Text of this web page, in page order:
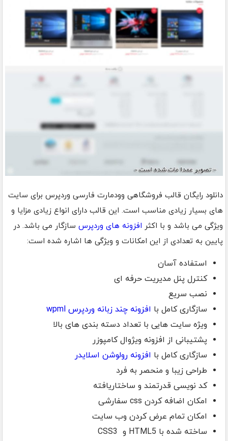
دانلود رایگان قالب فروشگاهی وودمارت فارسی وردپرس برای سایت
های بسیار زیادی مناسب است. این قالب دارای انواع زیادی مزایا و
ویژگی می باشد و با اکثر افزونه های وردپرس سازگار می باشد. در
پایین به تعدادی از این امکانات و ویژگی ها اشاره شده است:
استفاده آسان
کنترل پنل مدیریت حرفه ای
نصب سریع
سازگاری کامل با افزونه چند زبانه وردپرس wpml
ویژه سایت هایی با تعداد دسته بندی های بالا
پشتیبانی از افزونه ویژوال کامپوزر
سازگاری کامل با افزونه رولوشن اسلایدر
طراحی زیبا و منحصر به فرد
کد نویسی قدرتمند و ساختاریافته
امکان اضافه کردن css سفارشی
امکان تمام عرض کردن وب سایت
ساخته شده با HTML5 و CSS3